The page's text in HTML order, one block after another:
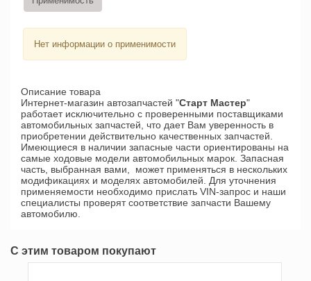
Нет информации о применимости
Описание товара
Интернет-магазин автозапчастей "Старт Мастер"
работает исключительно с проверенными поставщиками
автомобильных запчастей, что дает Вам уверенность в
приобретении действительно качественных запчастей.
Имеющиеся в наличии запасные части ориентированы на
самые ходовые модели автомобильных марок. Запасная
часть, выбранная вами, может применяться в нескольких
модификациях и моделях автомобилей. Для уточнения
применяемости необходимо прислать VIN-запрос и наши
специалисты проверят соответствие запчасти Вашему
автомобилю.
С этим товаром покупают